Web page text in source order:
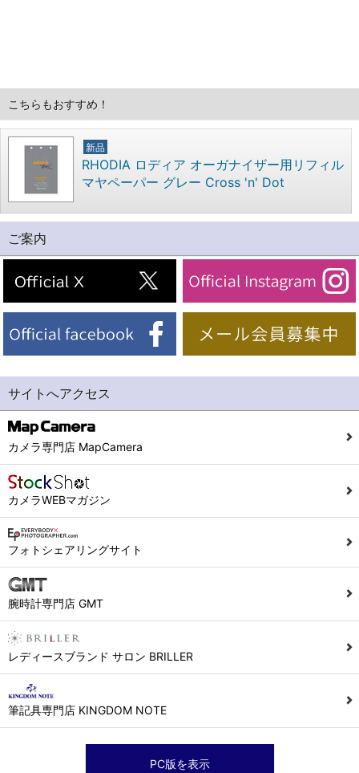
こちらもおすすめ！
新品
RHODIA ロディア オーガナイザー用リフィル
マヤペーパー グレー Cross 'n' Dot
ご案内
サイトへアクセス
カメラ専門店 MapCamera
カメラWEBマガジン
フォトシェアリングサイト
腕時計専門店 GMT
レディースブランド サロン BRILLER
筆記具専門店 KINGDOM NOTE
PC版を表示